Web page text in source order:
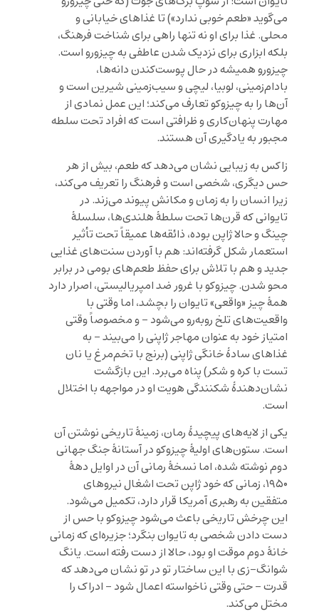
می‌گوید «طعم خوبی ندارد») تا غذاهای خیابانی و
محلی. غذا برای او نه تنها راهی برای شناخت فرهنگ،
بلکه ابزاری برای نزدیک شدن عاطفی به چیزورو است.
چیزورو همیشه در حال پوست‌کندن دانه‌ها،
بادام‌زمینی، لوبیا، لیچی و سیب‌زمینی شیرین است و
آن‌ها را به چیزوکو تعارف می‌کند؛ این عمل نمادی از
مهارت پنهان‌کاری و ظرافتی است که افراد تحت سلطه
مجبور به یادگیری آن هستند.
زاکس به زیبایی نشان می‌دهد که طعم، بیش از هر
حس دیگری، شخصی است و فرهنگ را تعریف می‌کند،
زیرا انسان را به زمان و مکانش پیوند می‌زند. در
تایوانی که قرن‌ها تحت سلطهٔ هلندی‌ها، سلسلهٔ
چینگ و حالا ژاپن بوده، ذائقه‌ها عمیقاً تحت تأثیر
استعمار شکل گرفته‌اند: هم با آوردن سنت‌های غذایی
جدید و هم با تلاش برای حفظ طعم‌های بومی در برابر
محو شدن. چیزوکو با غرور ضد امپریالیستی، اصرار دارد
همهٔ چیز «واقعی» تایوان را بچشد، اما وقتی با
واقعیت‌های تلخ روبه‌رو می‌شود – و مخصوصاً وقتی
امتیاز خود به عنوان مهاجر ژاپنی را می‌بیند – به
غذاهای سادهٔ خانگی ژاپنی (برنج با تخم‌مرغ یا نان
تست با کره و شکر) پناه می‌برد. این بازگشت
نشان‌دهندهٔ شکنندگی هویت او در مواجهه با اختلال
است.
یکی از لایه‌های پیچیدهٔ رمان، زمینهٔ تاریخی نوشتن آن
است. ستون‌های اولیهٔ چیزوکو در آستانهٔ جنگ جهانی
دوم نوشته شده، اما نسخهٔ رمانی آن در اوایل دههٔ
۱۹۵۰، زمانی که خود ژاپن تحت اشغال نیروهای
متفقین به رهبری آمریکا قرار دارد، تکمیل می‌شود.
این چرخش تاریخی باعث می‌شود چیزوکو با حس از
دست دادن شخصی به تایوان بنگرد؛ جزیره‌ای که زمانی
خانهٔ دوم موقت او بود، حالا از دست رفته است. یانگ
شوانگ-زی با این ساختار تو در تو نشان می‌دهد که
قدرت – حتی وقتی ناخواسته اعمال شود – ادراک را
مختل می‌کند.